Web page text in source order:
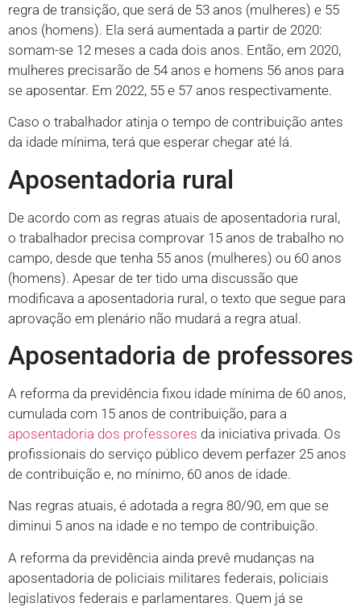
regra de transição, que será de 53 anos (mulheres) e 55
anos (homens). Ela será aumentada a partir de 2020:
somam-se 12 meses a cada dois anos. Então, em 2020,
mulheres precisarão de 54 anos e homens 56 anos para
se aposentar. Em 2022, 55 e 57 anos respectivamente.
Caso o trabalhador atinja o tempo de contribuição antes
da idade mínima, terá que esperar chegar até lá.
Aposentadoria rural
De acordo com as regras atuais de aposentadoria rural,
o trabalhador precisa comprovar 15 anos de trabalho no
campo, desde que tenha 55 anos (mulheres) ou 60 anos
(homens). Apesar de ter tido uma discussão que
modificava a aposentadoria rural, o texto que segue para
aprovação em plenário não mudará a regra atual.
Aposentadoria de professores
A reforma da previdência fixou idade mínima de 60 anos,
cumulada com 15 anos de contribuição, para a
aposentadoria dos professores da iniciativa privada. Os
profissionais do serviço público devem perfazer 25 anos
de contribuição e, no mínimo, 60 anos de idade.
Nas regras atuais, é adotada a regra 80/90, em que se
diminui 5 anos na idade e no tempo de contribuição.
A reforma da previdência ainda prevê mudanças na
aposentadoria de policiais militares federais, policiais
legislativos federais e parlamentares. Quem já se